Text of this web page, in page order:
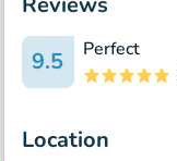
9.5
Perfect
Location